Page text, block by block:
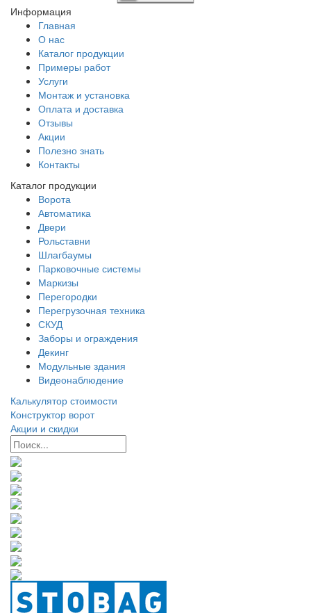
Информация
Главная
О нас
Каталог продукции
Примеры работ
Услуги
Монтаж и установка
Оплата и доставка
Отзывы
Акции
Полезно знать
Контакты
Каталог продукции
Ворота
Автоматика
Двери
Рольставни
Шлагбаумы
Парковочные системы
Маркизы
Перегородки
Перегрузочная техника
СКУД
Заборы и ограждения
Декинг
Модульные здания
Видеонаблюдение
Калькулятор стоимости
Конструктор ворот
Акции и скидки